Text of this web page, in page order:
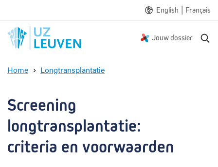
English | Français
Jouw dossier
Home Longtransplantatie
e
n
n
Screening
longtransplantatie:
criteria en voorwaarden